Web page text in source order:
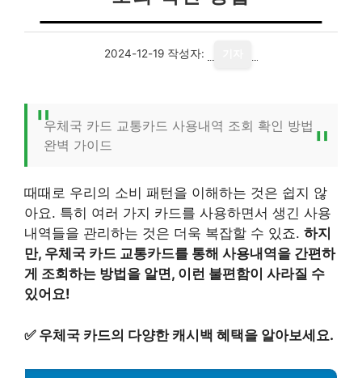
2024-12-19 작성자:
우체국 카드 교통카드 사용내역 조회 확인 방법
완벽 가이드
때때로 우리의 소비 패턴을 이해하는 것은 쉽지 않
아요. 특히 여러 가지 카드를 사용하면서 생긴 사용
내역들을 관리하는 것은 더욱 복잡할 수 있죠. 하지
만, 우체국 카드 교통카드를 통해 사용내역을 간편하
게 조회하는 방법을 알면, 이런 불편함이 사라질 수
있어요!
✅ 우체국 카드의 다양한 캐시백 혜택을 알아보세요.